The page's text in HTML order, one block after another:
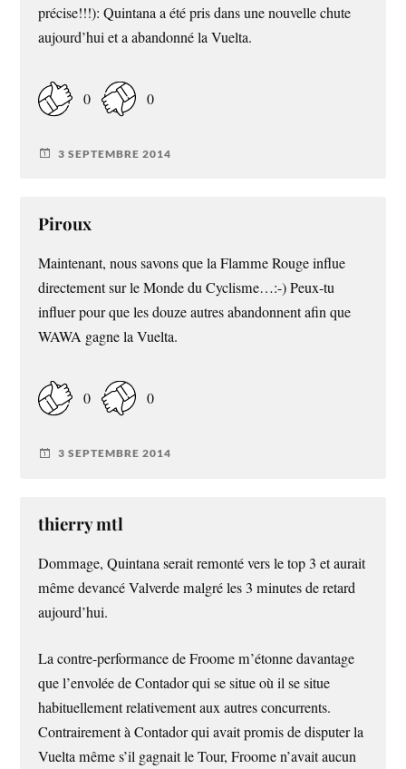
précise!!!): Quintana a été pris dans une nouvelle chute
aujourd’hui et a abandonné la Vuelta.
0 0
3 SEPTEMBRE 2014
Piroux
Maintenant, nous savons que la Flamme Rouge influe
directement sur le Monde du Cyclisme…:-) Peux-tu
influer pour que les douze autres abandonnent afin que
WAWA gagne la Vuelta.
0 0
3 SEPTEMBRE 2014
thierry mtl
Dommage, Quintana serait remonté vers le top 3 et aurait
même devancé Valverde malgré les 3 minutes de retard
aujourd’hui.
La contre-performance de Froome m’étonne davantage
que l’envolée de Contador qui se situe où il se situe
habituellement relativement aux autres concurrents.
Contrairement à Contador qui avait promis de disputer la
Vuelta même s’il gagnait le Tour, Froome n’avait aucun